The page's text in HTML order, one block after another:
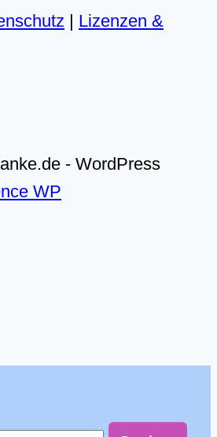
Lizenzen &
- WordPress
WP